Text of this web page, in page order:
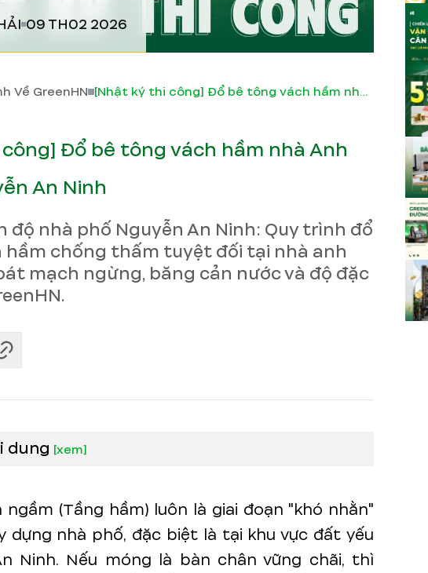
09 TH02 2026
Về GreenHN [Nhật ký thi công] Đổ bê tông vách hầm nhà Anh Minh - Nguyễn An Ninh
Đổ bê tông vách hầm nhà Anh
An Ninh
độ nhà phố Nguyễn An Ninh: Quy trình đổ
hầm chống thấm tuyệt đối tại nhà anh
mạch ngừng, băng cản nước và độ đặc
dung [xem]
(Tầng hầm) luôn là giai đoạn "khó nhằn"
dựng nhà phố, đặc biệt là tại khu vực đất yếu
Ninh. Nếu móng là bàn chân vững chãi, thì